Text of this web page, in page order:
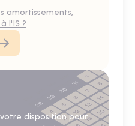
amortissements,
l'IS ?
disposition pour